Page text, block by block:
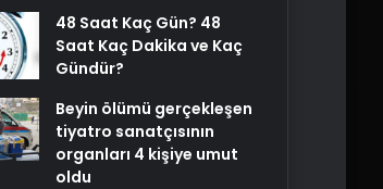
48 Saat Kaç Gün? 48
Saat Kaç Dakika ve Kaç
Gündür?
Beyin ölümü gerçekleşen
tiyatro sanatçısının
organları 4 kişiye umut
oldu